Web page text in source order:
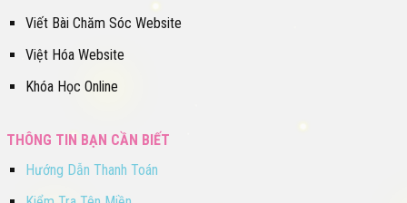
Viết Bài Chăm Sóc Website
Việt Hóa Website
Khóa Học Online
THÔNG TIN BẠN CẦN BIẾT
Hướng Dẫn Thanh Toán